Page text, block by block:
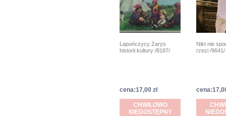
Lapończycy Zarys
historii kultury /8187/
cena:17,00 zł
CHWILOWO
NIEDOSTĘPNY
Nikt nie
rzezi /9641/